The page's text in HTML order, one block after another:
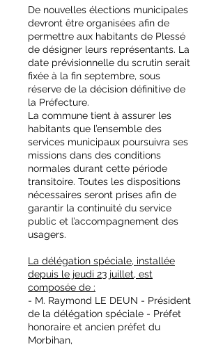
De nouvelles élections municipales
devront être organisées afin de
permettre aux habitants de Plessé
de désigner leurs représentants. La
date prévisionnelle du scrutin serait
fixée à la fin septembre, sous
réserve de la décision définitive de
la Préfecture.
La commune tient à assurer les
habitants que l’ensemble des
services municipaux poursuivra ses
missions dans des conditions
normales durant cette période
transitoire. Toutes les dispositions
nécessaires seront prises afin de
garantir la continuité du service
public et l’accompagnement des
usagers.
La délégation spéciale, installée
depuis le jeudi 23 juillet, est
composée de :
- M. Raymond LE DEUN - Président
de la délégation spéciale - Préfet
honoraire et ancien préfet du
Morbihan,